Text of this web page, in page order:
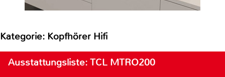
Kategorie: Kopfhörer Hifi
Ausstattungsliste: TCL MTRO200